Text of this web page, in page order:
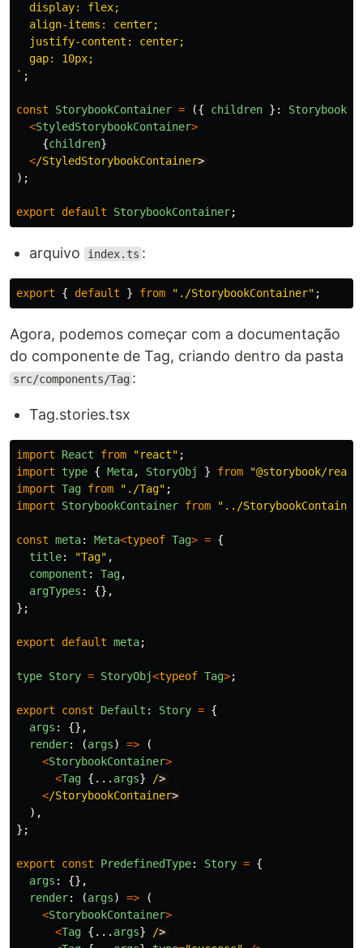
  display: flex;
  align-items: center;
  justify-content: center;
  gap: 10px;
` ;
const StorybookContainer = ({ children }:
<StyledStorybookContainer>
{children}
</StyledStorybookContainer
);
export default StorybookContainer;
arquivo index.ts :
export { default } from " ./StorybookContainer" ;
Agora, podemos começar com a documentação
do componente de Tag, criando dentro da pasta
src/components/Tag :
Tag.stories.tsx
import React from "react" ;
import
type { Meta, StoryObj } from "@storybook/react
import Tag from " ./Tag" ;
import
StorybookContainer from " ../
const meta: Meta<typeof Tag> = {
title: "Tag" ,
component : Tag,
argTypes :
{},
};
export default meta;
type Story = StoryObj<typeof Tag>;
export const Default : Story = {
args :
{},
render: (args) =>
(
<StorybookContainer>
<Tag {... args} /
</StorybookContainer
),
};
export const PredefinedType: Story = {
args :
{},
render: (args) =>
(
<StorybookContainer>
<Tag {... args} /